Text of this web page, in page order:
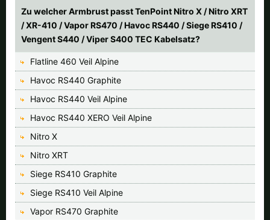
Zu welcher Armbrust passt TenPoint Nitro X / Nitro XRT
/ XR-410 / Vapor RS470 / Havoc RS440 / Siege RS410 /
Vengent S440 / Viper S400 TEC Kabelsatz?
Flatline 460 Veil Alpine
Havoc RS440 Graphite
Havoc RS440 Veil Alpine
Havoc RS440 XERO Veil Alpine
Nitro X
Nitro XRT
Siege RS410 Graphite
Siege RS410 Veil Alpine
Vapor RS470 Graphite